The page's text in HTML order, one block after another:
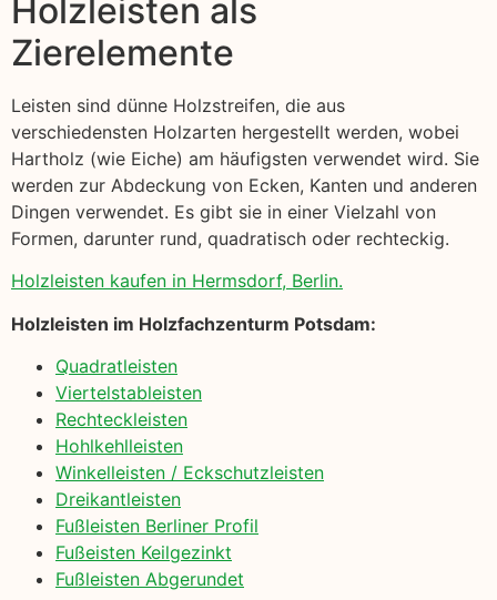
Holzleisten als
Zierelemente
Leisten sind dünne Holzstreifen, die aus
verschiedensten Holzarten hergestellt werden, wobei
Hartholz (wie Eiche) am häufigsten verwendet wird. Sie
werden zur Abdeckung von Ecken, Kanten und anderen
Dingen verwendet. Es gibt sie in einer Vielzahl von
Formen, darunter rund, quadratisch oder rechteckig.
Holzleisten kaufen in Hermsdorf, Berlin.
Holzleisten im Holzfachzenturm Potsdam:
Quadratleisten
Viertelstableisten
Rechteckleisten
Hohlkehlleisten
Winkelleisten / Eckschutzleisten
Dreikantleisten
Fußleisten Berliner Profil
Fußeisten Keilgezinkt
Fußleisten Abgerundet